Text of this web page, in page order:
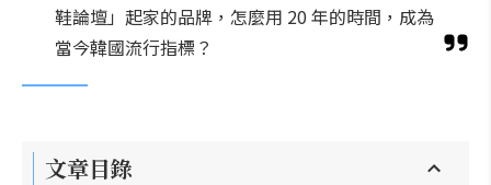
鞋論壇」起家的品牌，怎麼用 20 年的時間，成為
當今韓國流行指標？
文章目錄